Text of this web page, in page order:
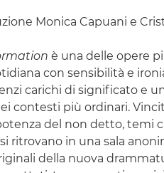
Monica Capuani e
è una delle opere
con sensibilità e
carichi di significato e
contesti più ordinari.
del non detto, temi
ritrovano in una sala
della nuova